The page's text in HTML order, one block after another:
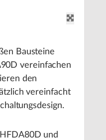
Bausteine
vereinfachen
den
vereinfacht
und